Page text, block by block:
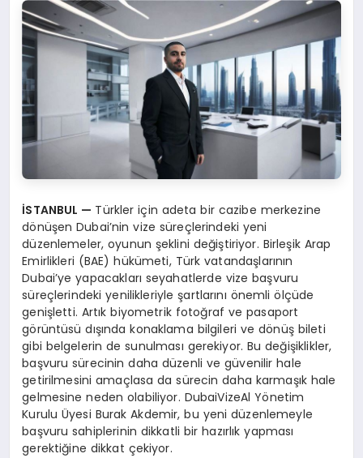
İSTANBUL — Türkler için adeta bir cazibe merkezine
dönüşen Dubai’nin vize süreçlerindeki yeni
düzenlemeler, oyunun şeklini değiştiriyor. Birleşik Arap
Emirlikleri (BAE) hükümeti, Türk vatandaşlarının
Dubai’ye yapacakları seyahatlerde vize başvuru
süreçlerindeki yenilikleriyle şartlarını önemli ölçüde
genişletti. Artık biyometrik fotoğraf ve pasaport
görüntüsü dışında konaklama bilgileri ve dönüş bileti
gibi belgelerin de sunulması gerekiyor. Bu değişiklikler,
başvuru sürecinin daha düzenli ve güvenilir hale
getirilmesini amaçlasa da sürecin daha karmaşık hale
gelmesine neden olabiliyor. DubaiVizeAl Yönetim
Kurulu Üyesi Burak Akdemir, bu yeni düzenlemeyle
başvuru sahiplerinin dikkatli bir hazırlık yapması
gerektiğine dikkat çekiyor.